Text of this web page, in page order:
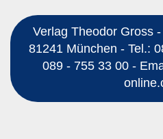
Verlag Theodor Gross
81241 München - Tel.:
089 - 755 33 00 -